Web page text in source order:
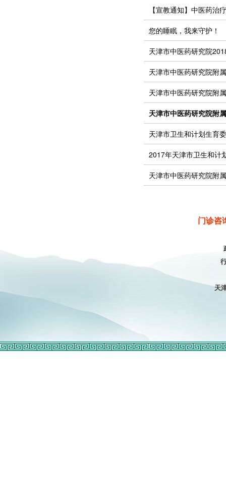
【宣教通知】中医药治
您的睡眠，我来守护！
天津市中医药研究院
天津市中医药研究院附
天津市中医药研究院附
天津市中医药研究院附
天津市卫生和计划生育
2017年天津市卫生和计
天津市中医药研究院附
门诊咨
天